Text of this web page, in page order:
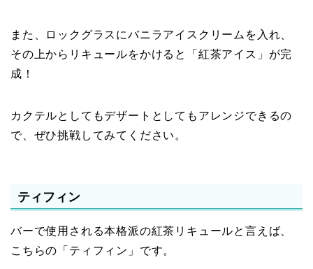
また、ロックグラスにバニラアイスクリームを入れ、
その上からリキュールをかけると「紅茶アイス」が完
成！
カクテルとしてもデザートとしてもアレンジできるの
で、ぜひ挑戦してみてください。
ティフィン
バーで使用される本格派の紅茶リキュールと言えば、
こちらの「ティフィン」です。